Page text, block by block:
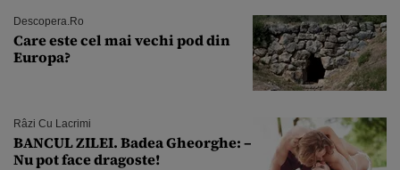
Descopera.ro
Care este cel mai vechi pod din
Europa?
Râzi Cu Lacrimi
BANCUL ZILEI. Badea Gheorghe: –
Nu pot face dragoste!